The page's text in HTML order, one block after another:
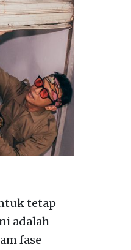
tetap
adalah
fase